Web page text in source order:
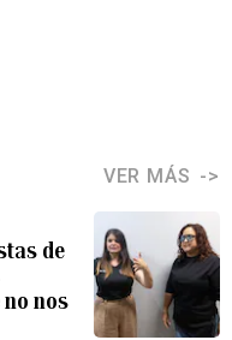
VER MÁS
de
no nos